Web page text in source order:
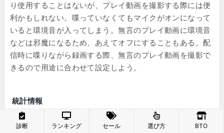
り使用することはないが、プレイ動画を撮影する際には便
利かもしれない。喋っていなくてもマイクがオンになって
いると環境音が入ってしまう。無言のプレイ動画に環境音
などは邪魔になるため、あえてオフにすることもある。配
信時に喋りながら録画する際、無言のプレイ動画を撮影で
きるので用途に合わせて設定しよう。
統計情報
診断 ランキング セール 選び方 BTO